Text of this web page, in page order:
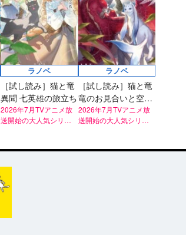
ラノベ
［試し読み］猫と竜
異聞 七英雄の旅立ち
2026年7月TVアニメ放
送開始の大人気シリー
ラノベ
［試し読み］猫と竜
竜のお見合いと空飛
ぶ猫
2026年7月TVアニメ放
送開始の大人気シリー